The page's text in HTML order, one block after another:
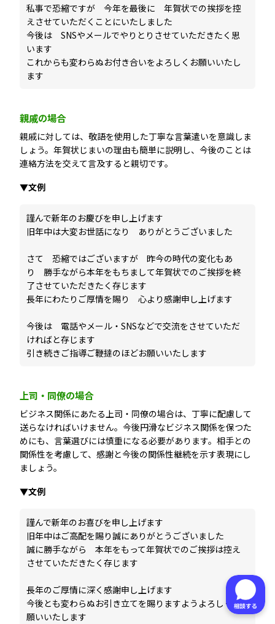
私事で恐縮ですが 今年を最後に 年賀状での挨拶を控
えさせていただくことにいたしました
今後は SNSやメールでやりとりさせていただきたく思
います
これからも変わらぬお付き合いをよろしくお願いいたし
ます
親戚の場合
親戚に対しては、敬語を使用した丁寧な言葉遣いを意識しま
しょう。年賀状じまいの理由も簡単に説明し、今後のことは
連絡方法を交えて言及すると親切です。
▼文例
謹んで新年のお慶びを申し上げます
旧年中は大変お世話になり ありがとうございました
さて 恐縮ではございますが 昨今の時代の変化もあ
り 勝手ながら本年をもちまして年賀状でのご挨拶を終
了させていただきたく存じます
長年にわたりご厚情を賜り 心より感謝申し上げます
今後は 電話やメール・SNSなどで交流をさせていただ
ければと存じます
引き続きご指導ご鞭撻のほどお願いいたします
上司・同僚の場合
ビジネス関係にあたる上司・同僚の場合は、丁寧に配慮して
送らなければいけません。今後円滑なビジネス関係を保つた
めにも、言葉選びには慎重になる必要があります。相手との
関係性を考慮して、感謝と今後の関係性継続を示す表現にし
ましょう。
▼文例
謹んで新年のお喜びを申し上げます
旧年中はご高配を賜り誠にありがとうございました
誠に勝手ながら 本年をもって年賀状でのご挨拶は控え
させていただきたく存じます
長年のご厚情に深く感謝申し上げます
今後とも変わらぬお引き立てを賜りますようよろしくお
願いいたします